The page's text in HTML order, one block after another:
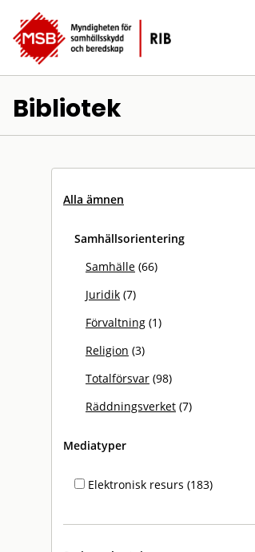
Bibliotek
Alla ämnen
Samhällsorientering
Samhälle (66)
Juridik (7)
Förvaltning (1)
Religion (3)
Totalförsvar (98)
Räddningsverket (7)
Mediatyper
Elektronisk resurs (183)